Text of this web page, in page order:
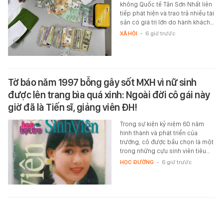
không Quốc tế Tân Sơn Nhất liên
tiếp phát hiện và trao trả nhiều tài
sản có giá trị lớn do hành khách…
XÃ HỘI - 6 giờ trước
Tờ báo năm 1997 bỗng gây sốt MXH vì nữ sinh
được lên trang bìa quá xinh: Ngoài đời cô gái này
giờ đã là Tiến sĩ, giảng viên ĐH!
Trong sự kiện kỷ niệm 60 năm
hình thành và phát triển của
trường, cô được bầu chọn là một
trong những cựu sinh viên tiêu…
HỌC ĐƯỜNG - 6 giờ trước